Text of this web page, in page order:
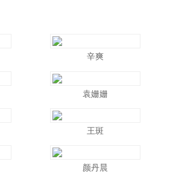
辛爽
袁姗姗
王斑
颜丹晨